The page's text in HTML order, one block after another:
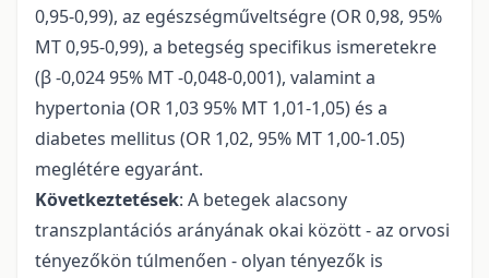
0,95-0,99), az egészségműveltségre (OR 0,98, 95%
MT 0,95-0,99), a betegség specifikus ismeretekre
(β -0,024 95% MT -0,048-0,001), valamint a
hypertonia (OR 1,03 95% MT 1,01-1,05) és a
diabetes mellitus (OR 1,02, 95% MT 1,00-1.05)
meglétére egyaránt.
Következtetések: A betegek alacsony
transzplantációs arányának okai között - az orvosi
tényezőkön túlmenően - olyan tényezők is